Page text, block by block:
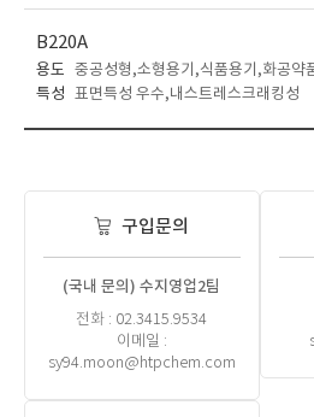
B220A
용도 중공성형,소형용기,식품용기,화공약
특성 표면특성 우수,내스트레스크래킹성
구입문의
(국내 문의) 수지영업2팀
전화 : 02.3415.9534
이메일 :
sy94.moon@htpchem.com